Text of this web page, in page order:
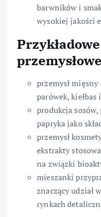
barwników i
wysokiej jakości
przemysłowe
przemysł
parówek,
produkcja
papryka jako
przemysł
ekstrakty
na związki
mieszanki
znaczący udział
rynkach